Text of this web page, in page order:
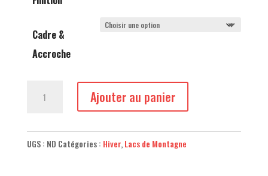
Cadre &
Accroche
de
la
Ajouter au panier
UGS : ND Catégories : Hiver,Lacs de Montagne